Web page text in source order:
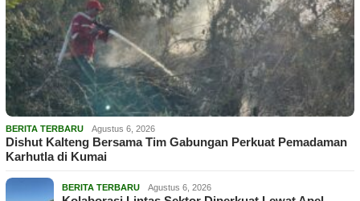
BERITA TERBARU Agustus 6, 2026
Dishut Kalteng Bersama Tim Gabungan Perkuat Pemadaman
Karhutla di Kumai
BERITA TERBARU Agustus 6, 2026